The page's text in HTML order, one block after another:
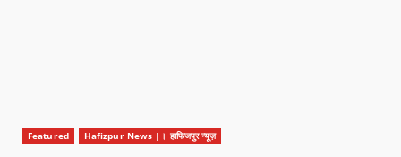
Featured Hafizpur News |। हाफिजपुर न्यूज़